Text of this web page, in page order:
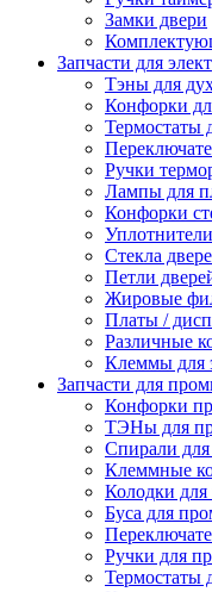
Замки двери
Запчасти для
Тэны для
Конфорки
Термостаты
Ручки
Лампы для
Конфорки
Стекла
Петли
Жировые
Платы /
Различные
Клеммы для
Запчасти для
Конфорки
ТЭНы для
Спирали
Клеммные
Колодки
Буса для
Ручки для
Термостаты